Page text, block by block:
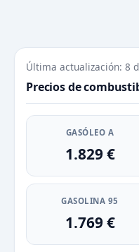
Última actualización: 8
Precios de
GASÓLEO A
1.829 €
GASOLINA 95
1.769 €